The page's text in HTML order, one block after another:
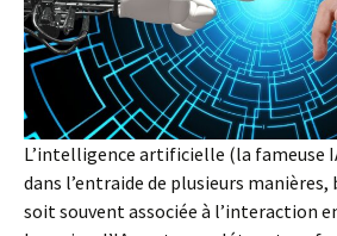
L’intelligence artificielle (la fameuse
dans l’entraide de plusieurs manières,
soit souvent associée à l’interaction